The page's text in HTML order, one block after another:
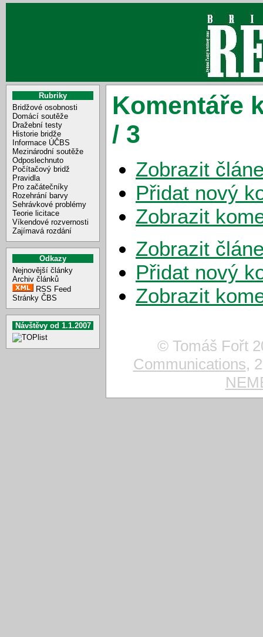
Rubriky
Bridžové osobnosti
Domácí soutěže
Dražební testy
Historie bridže
Informace ÚČBS
Mezinárodní soutěže
Odposlechnuto
Počítačový bridž
Pravidla
Pro začátečníky
Rozehrání barvy
Sehrávkové problémy
Teorie licitace
Víkendové rozvernosti
Zajímavá rozdání
Odkazy
Nejnovější články
Archiv článků
RSS Feed
Stránky ČBS
Návštěvy od 1.1.2007
Komentáře
/ 3
Zobrazit
Přidat nový
Zobrazit
Zobrazit
Přidat nový
Zobrazit
© Tomáš Fořt
Communications,